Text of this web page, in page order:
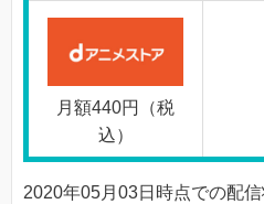
月額440円（税
込）
2020年05月03日時点での配